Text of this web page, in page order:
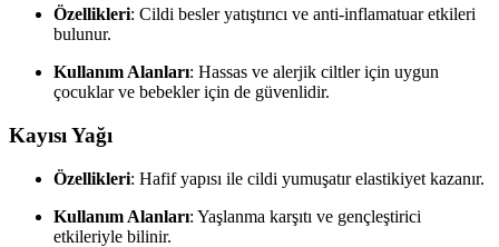
Özellikleri: Cildi besler yatıştırıcı ve anti-inflamatuar etkileri
bulunur.
Kullanım Alanları: Hassas ve alerjik ciltler için uygun
çocuklar ve bebekler için de güvenlidir.
Kayısı Yağı
Özellikleri: Hafif yapısı ile cildi yumuşatır elastikiyet kazanır.
Kullanım Alanları: Yaşlanma karşıtı ve gençleştirici
etkileriyle bilinir.